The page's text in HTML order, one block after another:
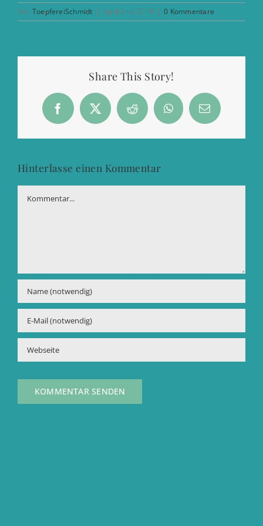
Von ToepfereiSchmidt | April 2nd, 2019 | 0 Kommentare
Share This Story!
Facebook
X Reddit WhatsApp
E-
Mail
Hinterlasse einen Kommentar